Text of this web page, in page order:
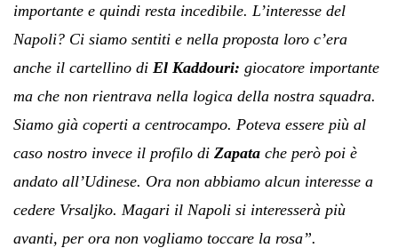
importante e quindi resta incedibile. L’interesse del
Napoli? Ci siamo sentiti e nella proposta loro c’era
anche il cartellino di El Kaddouri: giocatore importante
ma che non rientrava nella logica della nostra squadra.
Siamo già coperti a centrocampo. Poteva essere più al
caso nostro invece il profilo di Zapata che però poi è
andato all’Udinese. Ora non abbiamo alcun interesse a
cedere Vrsaljko. Magari il Napoli si interesserà più
avanti, per ora non vogliamo toccare la rosa”.